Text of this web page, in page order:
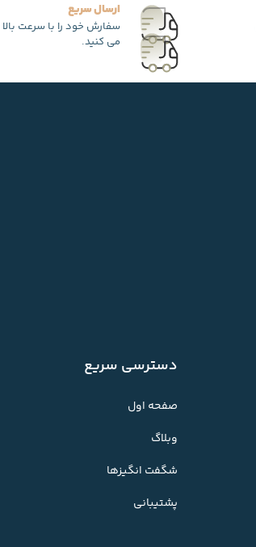
ارسال سریع
سفارش خود را با سرعت
می کنید.
دسترسی سریع
صفحه اول
وبلاگ
شگفت انگیزها
پشتیبانی